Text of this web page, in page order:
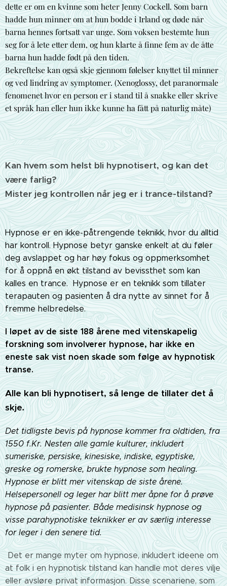
dette er om en kvinne som heter Jenny Cockell. Som barn
hadde hun minner om at hun bodde i Irland og døde når
barna hennes fortsatt var unge. Som voksen bestemte hun
seg for å lete etter dem, og hun klarte å finne fem av de åtte
barna hun hadde født på den tiden.
Bekreftelse kan også skje gjennom følelser knyttet til minner
og ved lindring av symptomer. (Xenoglossy, det paranormale
fenomenet hvor en person er i stand til å snakke eller skrive
et språk han eller hun ikke kunne ha fått på naturlig måte)
Kan hvem som helst bli hypnotisert, og kan det
være farlig?
Mister jeg kontrollen når jeg er i trance-tilstand?
Hypnose er en ikke-påtrengende teknikk, hvor du alltid
har kontroll. Hypnose betyr ganske enkelt at du føler
deg avslappet og har høy fokus og oppmerksomhet
for å oppnå en økt tilstand av bevissthet som kan
kalles en trance. Hypnose er en teknikk som tillater
terapauten og pasienten å dra nytte av sinnet for å
fremme helbredelse.
I løpet av de siste 188 årene med vitenskapelig
forskning som involverer hypnose, har ikke en
eneste sak vist noen skade som følge av hypnotisk
transe.
Alle kan bli hypnotisert, så lenge de tillater det å
skje.
Det tidligste bevis på hypnose kommer fra oldtiden, fra
1550 f.Kr. Nesten alle gamle kulturer, inkludert
sumeriske, persiske, kinesiske, indiske, egyptiske,
greske og romerske, brukte hypnose som healing.
Hypnose er blitt mer vitenskap de siste årene.
Helsepersonell og leger har blitt mer åpne for å prøve
hypnose på pasienter. Både medisinsk hypnose og
visse parahypnotiske teknikker er av særlig interesse
for leger i den senere tid.
Det er mange myter om hypnose, inkludert ideene om
at folk i en hypnotisk tilstand kan handle mot deres vilje
eller avsløre privat informasjon. Disse scenariene, som